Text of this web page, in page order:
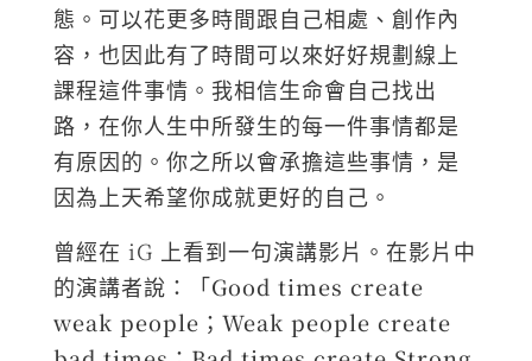
態。可以花更多時間跟自己相處、創作內
容，也因此有了時間可以來好好規劃線上
課程這件事情。我相信生命會自己找出
路，在你人生中所發生的每一件事情都是
有原因的。你之所以會承擔這些事情，是
因為上天希望你成就更好的自己。
曾經在 iG 上看到一句演講影片。在影片中
的演講者說：
「Good times create
weak people；Weak people create